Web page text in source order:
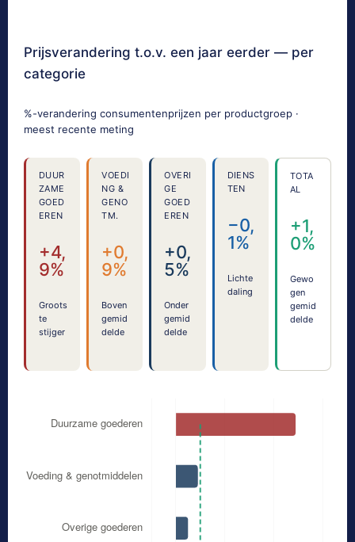
Prijsverandering t.o.v. een jaar eerder — per
categorie
%-verandering consumentenprijzen per productgroep ·
meest recente meting
DUUR
ZAME
GOED
EREN
+4,
9%
Groots
te
stijger
VOEDI
NG &
GENO
TM.
+0,
9%
Boven
gemid
delde
OVERI
GE
GOED
EREN
+0,
5%
Onder
gemid
delde
DIENS
TEN
−0,
1%
Lichte
daling
TOTA
AL
+1,
0%
Gewo
gen
gemid
delde